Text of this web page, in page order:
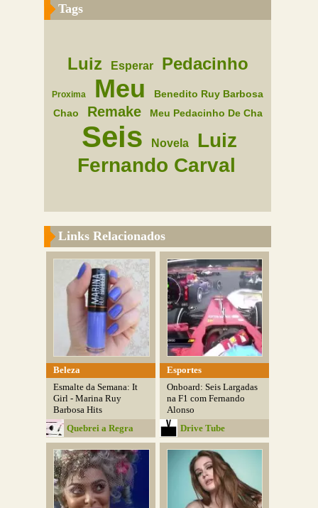
Tags
Luiz Esperar Pedacinho
Proxima Meu
Benedito Ruy Barbosa
Chao
Remake Meu Pedacinho De Cha
Seis Novela
Luiz
Fernando Carval
Links Relacionados
Beleza
Esmalte da Semana: It
Girl - Marina Ruy
Barbosa Hits
Quebrei a Regra
Esportes
Onboard: Seis Largadas
na F1 com Fernando
Alonso
Drive Tube